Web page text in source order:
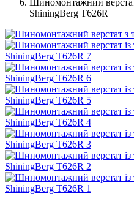
Шиномонтажний
ShiningBerg T626R